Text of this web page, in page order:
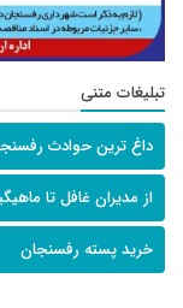
تبلیغات متنی
داغ ترین حوادث
از مدیران غافل تا
خرید پسته رفسنجان